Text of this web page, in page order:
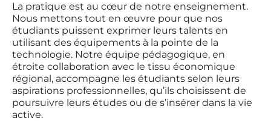
La pratique est au cœur de notre enseignement.
Nous mettons tout en œuvre pour que nos
étudiants puissent exprimer leurs talents en
utilisant des équipements à la pointe de la
technologie. Notre équipe pédagogique, en
étroite collaboration avec le tissu économique
régional, accompagne les étudiants selon leurs
aspirations professionnelles, qu’ils choisissent de
poursuivre leurs études ou de s’insérer dans la vie
active.